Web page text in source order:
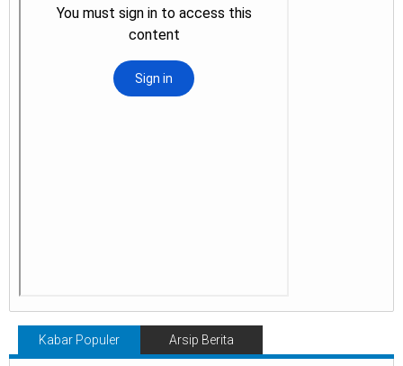
Kabar Populer Arsip Berita